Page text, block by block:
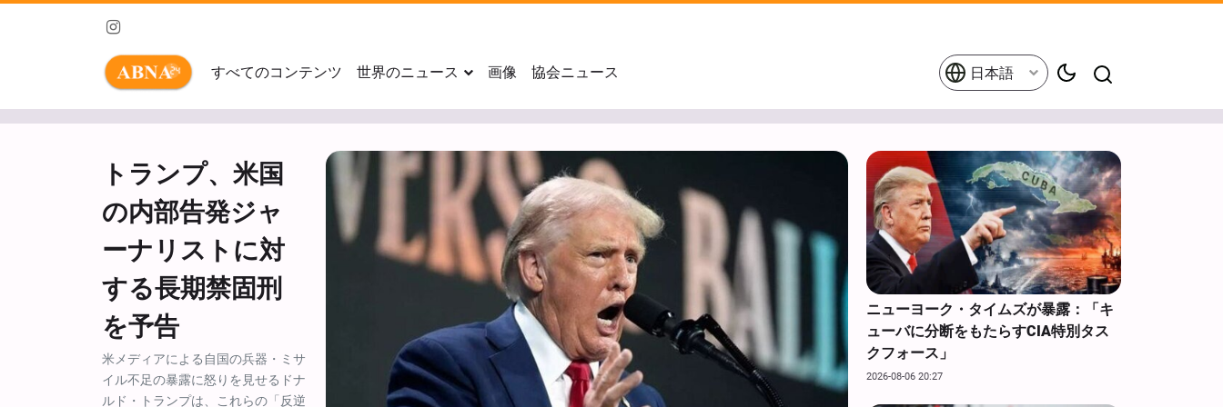
すべてのコンテンツ 世界のニュース 画像 協会ニュース 日本語
トランプ、米国
の内部告発ジャ
ーナリストに対
する長期禁固刑
を予告
米メディアによる自国の兵器・ミサ
イル不足の暴露に怒りを見せるドナ
ルド・トランプは、これらの「反逆
ニューヨーク・タイムズが暴露：「キ
ューバに分断をもたらすCIA特別タス
クフォース」
2026-08-06 20:27